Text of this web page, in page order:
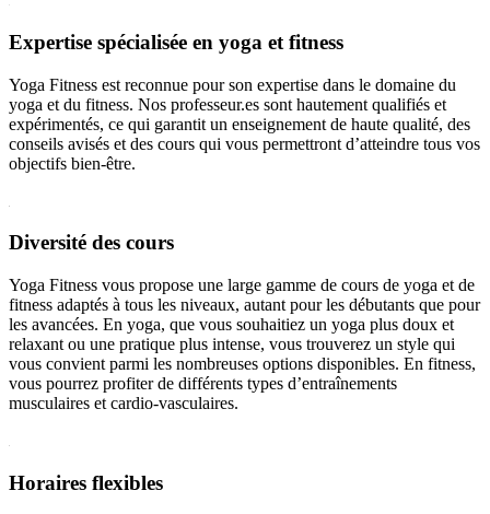
Expertise spécialisée en yoga et fitness
Yoga Fitness est reconnue pour son expertise dans le domaine du
yoga et du fitness. Nos professeur.es sont hautement qualifiés et
expérimentés, ce qui garantit un enseignement de haute qualité, des
conseils avisés et des cours qui vous permettront d’atteindre tous vos
objectifs bien-être.
Diversité des cours
Yoga Fitness vous propose une large gamme de cours de yoga et de
fitness adaptés à tous les niveaux, autant pour les débutants que pour
les avancées. En yoga, que vous souhaitiez un yoga plus doux et
relaxant ou une pratique plus intense, vous trouverez un style qui
vous convient parmi les nombreuses options disponibles. En fitness,
vous pourrez profiter de différents types d’entraînements
musculaires et cardio-vasculaires.
Horaires flexibles